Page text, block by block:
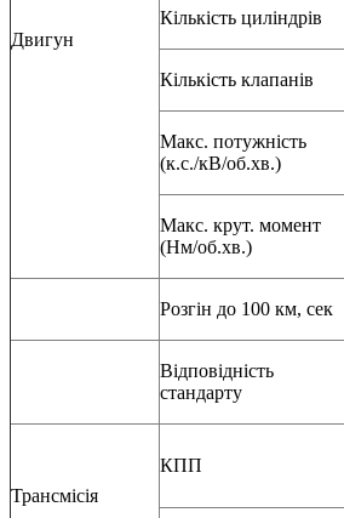
Двигун
Кількість циліндрів
Кількість клапанів
Макс. потужність
(к.с./кВ/об.хв.)
Макс. крут. момент
(Нм/об.хв.)
Розгін до 100 км, сек
Відповідність
стандарту
Трансмісія
КПП